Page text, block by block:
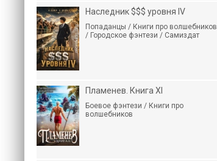
Наследник $$$ уровня IV
Попаданцы / Книги про волшебников
/ Городское фэнтези / Самиздат
Пламенев. Книга XI
Боевое фэнтези / Книги про
волшебников